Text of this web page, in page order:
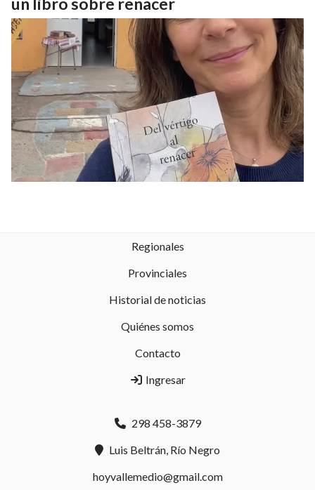
Regionales
Provinciales
Historial de noticias
Quiénes somos
Contacto
Ingresar
298 458-3879
Luis Beltrán, Río Negro
hoyvallemedio@gmail.com